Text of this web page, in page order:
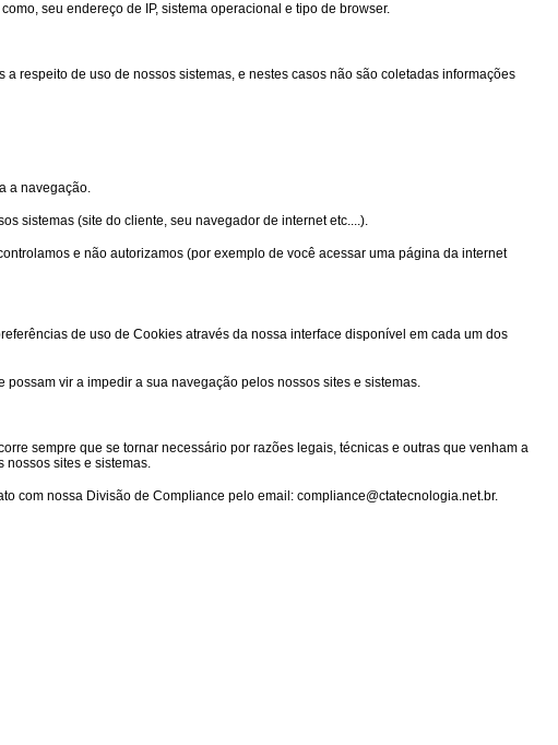
seu endereço de IP, sistema operacional e tipo de browser.
respeito de uso de nossos sistemas, e nestes casos não são coletadas informações
a navegação.
sistemas (site do cliente, seu navegador de internet etc....).
e não autorizamos (por exemplo de você acessar uma página da internet
de uso de Cookies através da nossa interface disponível em cada um dos
vir a impedir a sua navegação pelos nossos sites e sistemas.
sempre que se tornar necessário por razões legais, técnicas e outras que venham a
nossos sites e sistemas.
com nossa Divisão de Compliance pelo email: compliance@ctatecnologia.net.br.